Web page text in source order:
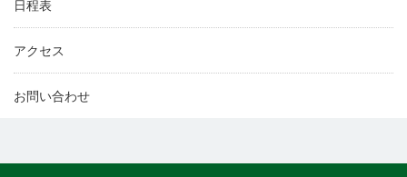
日程表
アクセス
お問い合わせ